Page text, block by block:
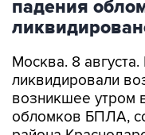
падения
Москва. 8
ликвидировали
возникшее утром
обломков БПЛА,